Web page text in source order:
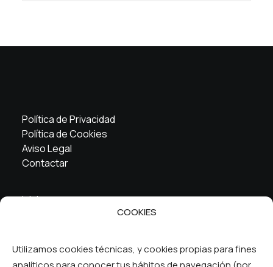
COOKIES
Utilizamos cookies técnicas, y cookies propias para fines
Política de Privacidad
Política de Cookies
Aviso Legal
Contactar
Inicio
FAQ